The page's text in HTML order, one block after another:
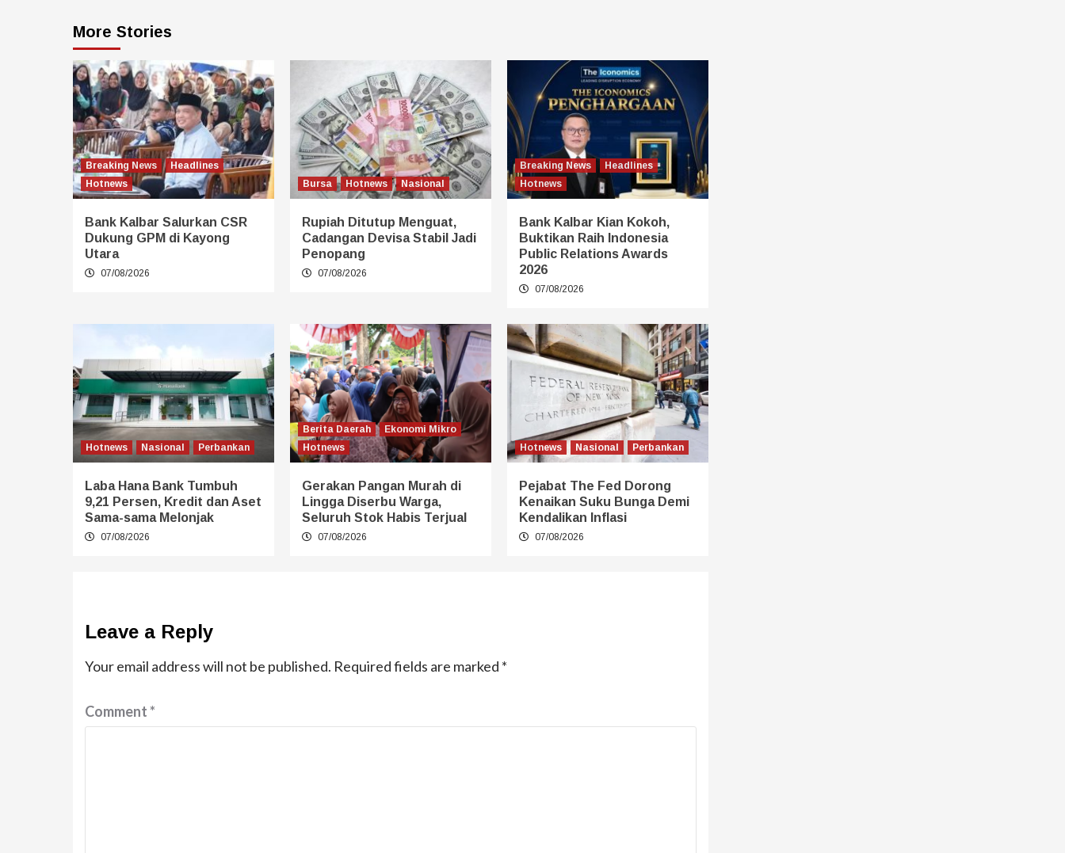
More Stories
Breaking News
Headlines
Hotnews
Bank Kalbar Salurkan CSR
Dukung GPM di Kayong
Utara
07/08/2026
Bursa Hotnews Nasional
Rupiah Ditutup Menguat,
Cadangan Devisa Stabil Jadi
Penopang
07/08/2026
Breaking News
Headlines
Hotnews
Bank Kalbar Kian Kokoh,
Buktikan Raih Indonesia
Public Relations Awards
2026
07/08/2026
Hotnews Nasional Perbankan
Laba Hana Bank Tumbuh
9,21 Persen, Kredit dan Aset
Sama-sama Melonjak
07/08/2026
Berita Daerah
Ekonomi Mikro
Hotnews
Gerakan Pangan Murah di
Lingga Diserbu Warga,
Seluruh Stok Habis Terjual
07/08/2026
Hotnews Nasional Perbankan
Pejabat The Fed Dorong
Kenaikan Suku Bunga Demi
Kendalikan Inflasi
07/08/2026
Leave a Reply
Your email address will not be published. Required fields are marked *
Comment*